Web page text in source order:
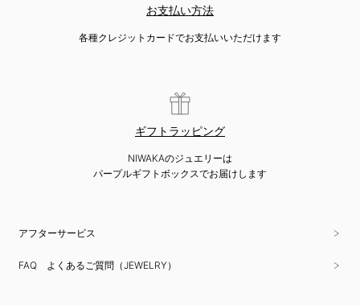
お支払い方法
各種クレジットカードでお支払いいただけます
ギフトラッピング
NIWAKAのジュエリーは
パープルギフトボックスでお届けします
アフターサービス
FAQ よくあるご質問（JEWELRY）